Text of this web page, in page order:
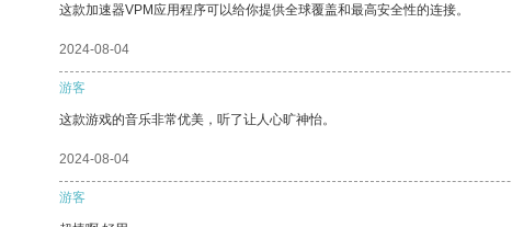
这款加速器VPM应用程序可以给你提供全球覆盖和最高安全性的连接。
2024-08-04
游客
这款游戏的音乐非常优美，听了让人心旷神怡。
2024-08-04
游客